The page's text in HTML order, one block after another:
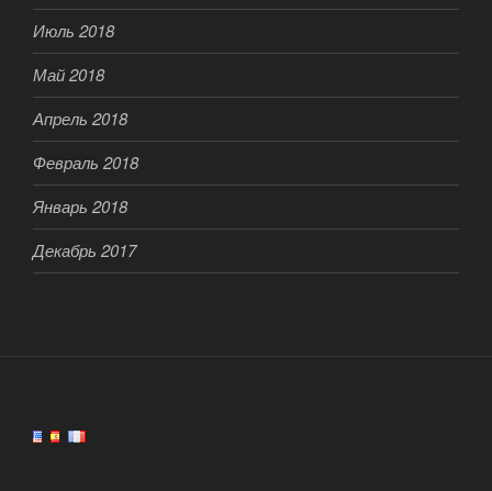
Июль 2018
Май 2018
Апрель 2018
Февраль 2018
Январь 2018
Декабрь 2017